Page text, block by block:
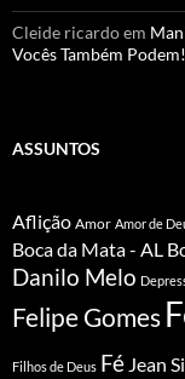
Cleide ricardoem
Vocês Também
ASSUNTOS
Aflição Amor Amor de
Boca da Mata - AL
Danilo Melo
Felipe Gomes
Filhos de Deus Fé Jean